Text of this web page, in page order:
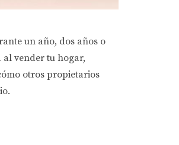
un año, dos años o
al vender tu hogar,
otros propietarios